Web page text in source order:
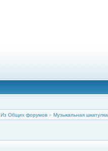
Из Общих форумов » Музыкальная шкатулка